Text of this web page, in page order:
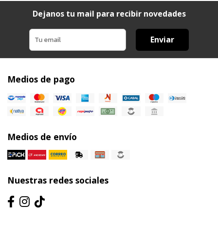
Dejanos tu mail para recibir novedades
Enviar
Medios de pago
Medios de envío
Nuestras redes sociales